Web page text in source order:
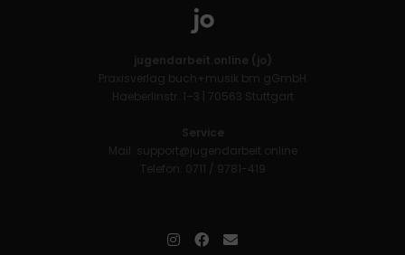
jugendarbeit.online (jo)
Praxisverlag buch+musik bm gGmbH
Haeberlinstr. 1–3 | 70563 Stuttgart
Service
Mail: support@jugendarbeit.online
Telefon: 0711 / 9781-419